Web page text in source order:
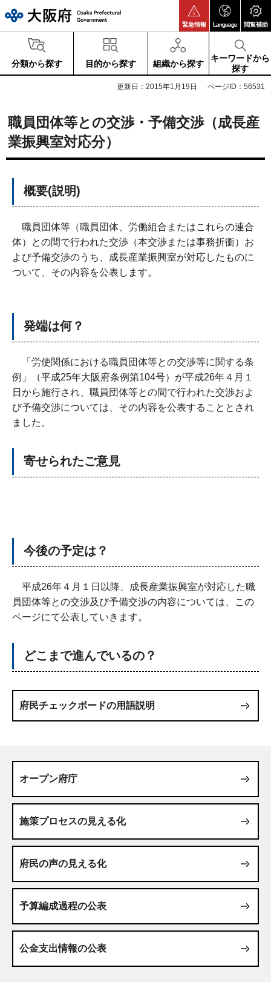
緊急情報 Language 閲覧補助
分類から探す 目的から探す 組織から探す
キーワードから
探す
更新日：2015年1月19日 ページID：56531
職員団体等との交渉・予備交渉（成長産
業振興室対応分）
概要(説明)
職員団体等（職員団体、労働組合またはこれらの連合
体）との間で行われた交渉（本交渉または事務折衝）お
よび予備交渉のうち、成長産業振興室が対応したものに
ついて、その内容を公表します。
発端は何？
「労使関係における職員団体等との交渉等に関する条
例」（平成25年大阪府条例第104号）が平成26年４月１
日から施行され、職員団体等との間で行われた交渉およ
び予備交渉については、その内容を公表することとされ
ました。
寄せられたご意見
今後の予定は？
平成26年４月１日以降、成長産業振興室が対応した職
員団体等との交渉及び予備交渉の内容については、この
ページにて公表していきます。
どこまで進んでいるの？
府民チェックボードの用語説明
オープン府庁
施策プロセスの見える化
府民の声の見える化
予算編成過程の公表
公金支出情報の公表